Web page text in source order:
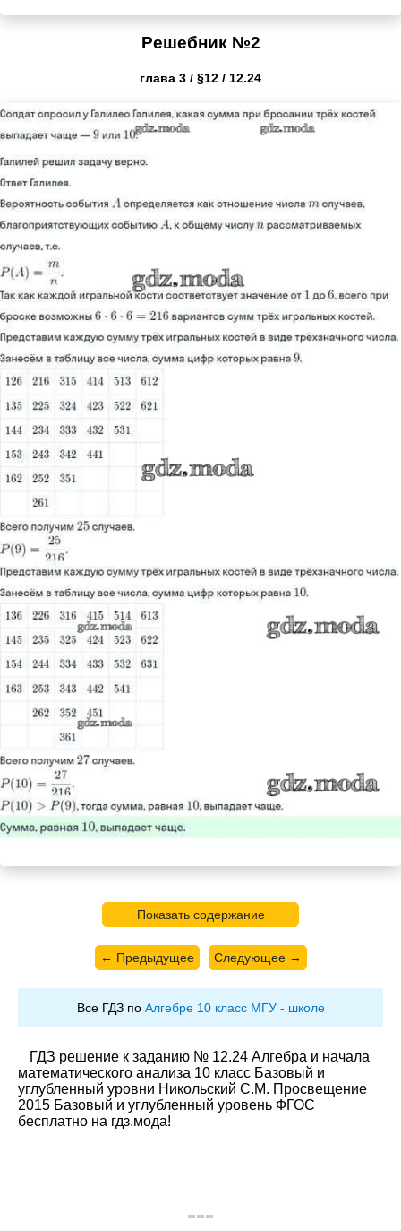
Решебник №2
глава 3 / §12 / 12.24
Показать содержание
← Предыдущее Следующее →
Все ГДЗ по Алгебре 10 класс МГУ - школе
ГДЗ решение к заданию № 12.24 Алгебра и начала
математического анализа 10 класс Базовый и
углубленный уровни Никольский С.М. Просвещение
2015 Базовый и углубленный уровень ФГОС
бесплатно на гдз.мода!